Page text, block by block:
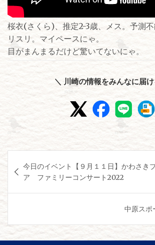
桜衣(さくら)、推定2-3歳、メス。予測
リスリ。マイペースにゃ。
目がまんまるだけど驚いてないにゃ。
＼ 川崎の情報をみんなに届
稿
ナ
ゲ
ー
今日のイベント【９月１１日】かわさき
ア ファミリーコンサート2022
中原スポ